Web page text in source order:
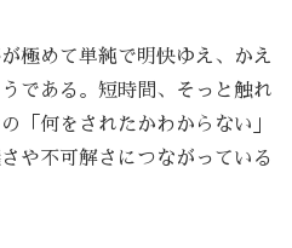
極めて単純で明快ゆえ、かえ
である。短時間、そっと触れ
「何をされたかわからない」
や不可解さにつながっている